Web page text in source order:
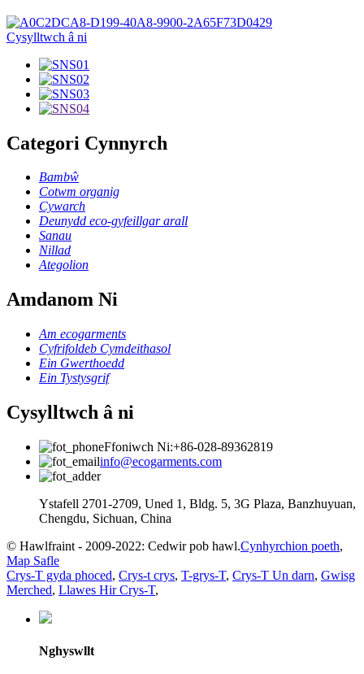
Cysylltwch â ni
Categori Cynnyrch
Bambŵ
Cotwm organig
Cywarch
Deunydd eco-gyfeillgar arall
Sanau
Nillad
Ategolion
Amdanom Ni
Am ecogarments
Cyfrifoldeb Cymdeithasol
Ein Gwerthoedd
Ein Tystysgrif
Cysylltwch â ni
Ffoniwch Ni:+86-028-89362819
info@ecogarments.com
Ystafell 2701-2709, Uned 1, Bldg. 5, 3G Plaza, Banzhuyuan,
Chengdu, Sichuan, China
© Hawlfraint - 2009-2022: Cedwir pob hawl.Cynhyrchion poeth,
Map Safle
Crys-T gyda phoced, Crys-t crys, T-grys-T, Crys-T Un darn, Gwisg
Merched, Llawes Hir Crys-T,
Nghyswllt